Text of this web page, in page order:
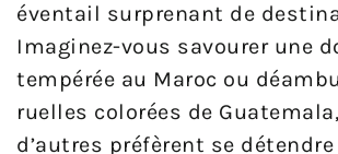
éventail surprenant de
Imaginez-vous savourer une
tempérée au Maroc ou
ruelles colorées de
d’autres préfèrent se